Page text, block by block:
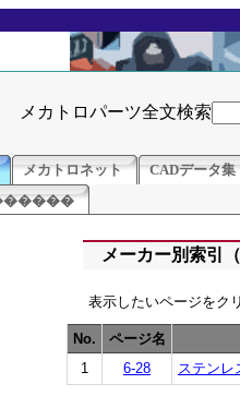
メカトロパーツ全文検索
メカトロネット
CADデータ集
メーカー別索引
表示したいページをク
No.
ページ名
1
6-28 ステンレ